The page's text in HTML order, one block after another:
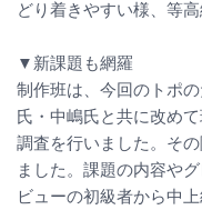
どり着きやすい様、等
▼新課題も網羅
制作班は、今回のトポ
氏・中嶋氏と共に改め
調査を行いました。そ
ました。課題の内容や
ビューの初級者から中